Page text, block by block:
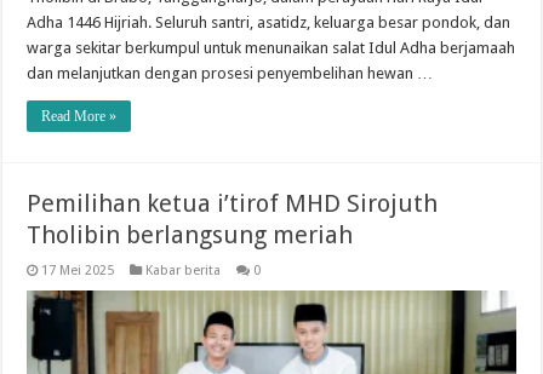
Adha 1446 Hijriah. Seluruh santri, asatidz, keluarga besar pondok, dan
warga sekitar berkumpul untuk menunaikan salat Idul Adha berjamaah
dan melanjutkan dengan prosesi penyembelihan hewan …
Read More »
Pemilihan ketua i’tirof MHD Sirojuth
Tholibin berlangsung meriah
17 Mei 2025 Kabar berita 0